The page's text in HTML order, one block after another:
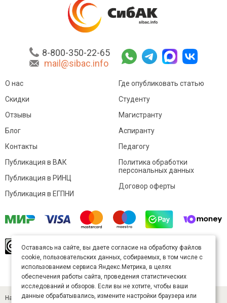
8-800-350-22-65
mail@sibac.info
О нас
Скидки
Отзывы
Блог
Контакты
Где опубликовать статью
Студенту
Магистранту
Аспиранту
Педагогу
Публикация в ВАК
Публикация в РИНЦ
Публикация в ЕГПНИ
Политика обработки
персональных данных
Договор оферты
произведение доступно полицензии Creative
Commons «Attribution» («Атрибуция») 4.0
Непортированная.
Карта сайта
Научный журнал «Студенческий» (ISSN 2541-9412). Издатель — ООО
Оставаясь на сайте, вы даете согласие на обработку файлов
cookie, пользовательских данных, собираемых, в том числе с
использованием сервиса Яндекс.Метрика, в целях
обеспечения работы сайта, проведения статистических
исследований и обзоров. Если вы не хотите, чтобы ваши
данные обрабатывались, измените настройки браузера или